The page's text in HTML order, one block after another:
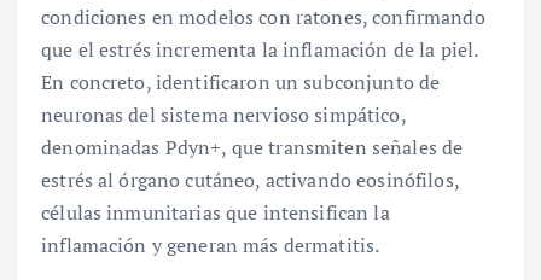
condiciones en modelos con ratones, confirmando
que el estrés incrementa la inflamación de la piel.
En concreto, identificaron un subconjunto de
neuronas del sistema nervioso simpático,
denominadas Pdyn+, que transmiten señales de
estrés al órgano cutáneo, activando eosinófilos,
células inmunitarias que intensifican la
inflamación y generan más dermatitis.